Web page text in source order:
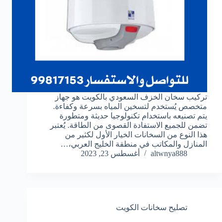
تركيب سخان الخزف السعودي بالكويت هو جهاز
متخصص يُستخدم لتسخين المياه بسرعة وكفاءة.
يتم تصنيعه باستخدام تكنولوجيا حديثة ومتطورة
تضمن للجميع الاستفادة القصوى من الطاقة. يُعتبر
هذا النوع من السخانات الخيار الأول لكثير من
المنازل والمكاتب في منطقة الخليج العربي،…
altwnya888
أغسطس 23, 2023
تصليح سخانات الكويت